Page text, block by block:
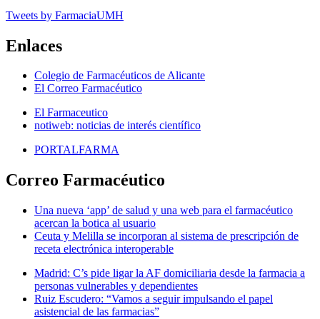
Tweets by FarmaciaUMH
Enlaces
Colegio de Farmacéuticos de Alicante
El Correo Farmacéutico
El Farmaceutico
notiweb: noticias de interés científico
PORTALFARMA
Correo Farmacéutico
Una nueva ‘app’ de salud y una web para el farmacéutico
acercan la botica al usuario
Ceuta y Melilla se incorporan al sistema de prescripción de
receta electrónica interoperable
Madrid: C’s pide ligar la AF domiciliaria desde la farmacia a
personas vulnerables y dependientes
Ruiz Escudero: “Vamos a seguir impulsando el papel
asistencial de las farmacias”